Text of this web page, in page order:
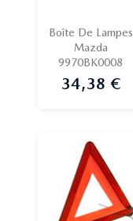
Boîte De Lampes
Mazda
9970BK0008
Prix
34,38 €